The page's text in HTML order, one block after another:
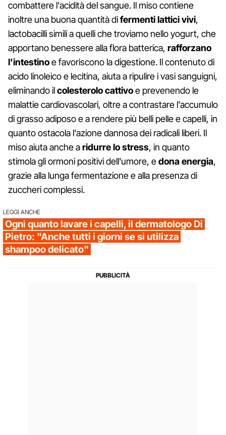
combattere l'acidità del sangue. Il miso contiene
inoltre una buona quantità difermenti lattici vivi,
lactobacilli simili a quelli che troviamo nello yogurt, che
apportano benessere alla flora batterica, rafforzano
l'intestinoe favoriscono la digestione. Il contenuto di
acido linoleico e lecitina, aiuta a ripulire i vasi sanguigni,
eliminando ilcolesterolo cattivoe prevenendo le
malattie cardiovascolari, oltre a contrastare l'accumulo
di grasso adiposo e a rendere più belli pelle e capelli, in
quanto ostacola l'azione dannosa dei radicali liberi. Il
miso aiuta anche aridurre lo stress, in quanto
stimola gli ormoni positivi dell'umore, edona energia,
grazie alla lunga fermentazione e alla presenza di
zuccheri complessi.
LEGGI ANCHE
Ogni quanto lavare i capelli, il dermatologo Di
Pietro: "Anche tutti i giorni se si utilizza
shampoo delicato"